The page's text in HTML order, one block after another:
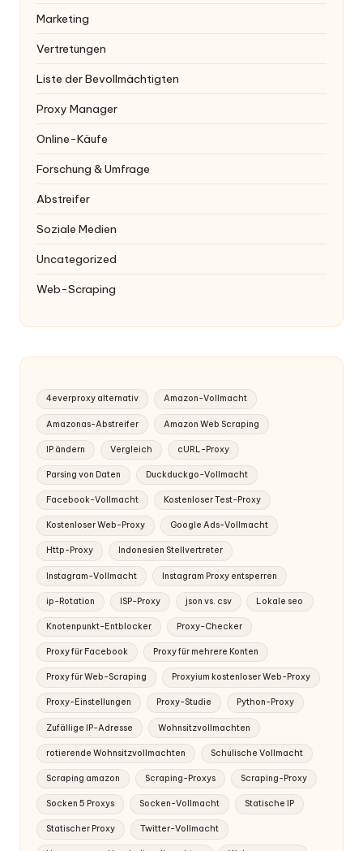
Marketing
Vertretungen
Liste der Bevollmächtigten
Proxy Manager
Online-Käufe
Forschung & Umfrage
Abstreifer
Soziale Medien
Uncategorized
Web-Scraping
4everproxy alternativ Amazon-Vollmacht
Amazonas-Abstreifer Amazon Web Scraping
IP ändern Vergleich cURL-Proxy
Parsing von Daten Duckduckgo-Vollmacht
Facebook-Vollmacht Kostenloser Test-Proxy
Kostenloser Web-Proxy Google Ads-Vollmacht
Http-Proxy Indonesien Stellvertreter
Instagram-Vollmacht Instagram Proxy entsperren
ip-Rotation ISP-Proxy json vs. csv Lokale seo
Knotenpunkt-Entblocker Proxy-Checker
Proxy für Facebook Proxy für mehrere Konten
Proxy für Web-Scraping Proxyium kostenloser Web-Proxy
Proxy-Einstellungen Proxy-Studie Python-Proxy
Zufällige IP-Adresse Wohnsitzvollmachten
rotierende Wohnsitzvollmachten Schulische Vollmacht
Scraping amazon Scraping-Proxys Scraping-Proxy
Socken 5 Proxys Socken-Vollmacht Statische IP
Statischer Proxy Twitter-Vollmacht